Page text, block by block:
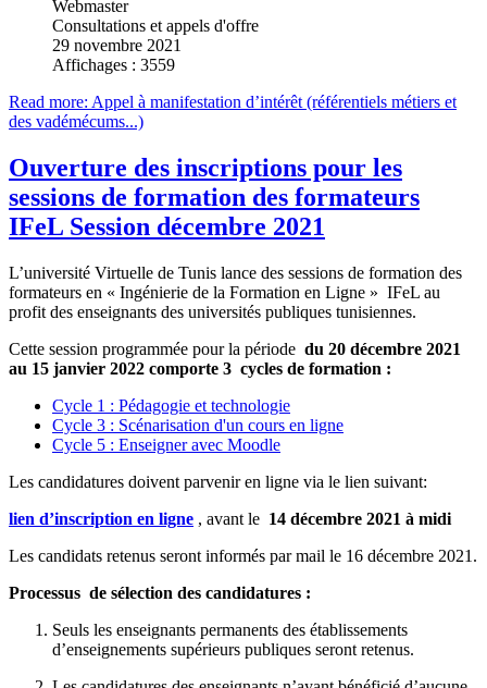
Webmaster
Consultations et appels d'offre
29 novembre 2021
Affichages : 3559
Read more: Appel à manifestation d’intérêt (référentiels métiers et
des vadémécums...)
Ouverture des inscriptions pour les
sessions de formation des formateurs
IFeL Session décembre 2021
L’université Virtuelle de Tunis lance des sessions de formation des
formateurs en « Ingénierie de la Formation en Ligne » IFeL au
profit des enseignants des universités publiques tunisiennes.
Cette session programmée pour la période du 20 décembre 2021
au 15 janvier 2022 comporte 3 cycles de formation :
Cycle 1 : Pédagogie et technologie
Cycle 3 : Scénarisation d'un cours en ligne
Cycle 5 : Enseigner avec Moodle
Les candidatures doivent parvenir en ligne via le lien suivant:
lien d’inscription en ligne , avant le 14 décembre 2021 à midi
Les candidats retenus seront informés par mail le 16 décembre 2021.
Processus de sélection des candidatures :
Seuls les enseignants permanents des établissements
d’enseignements supérieurs publiques seront retenus.